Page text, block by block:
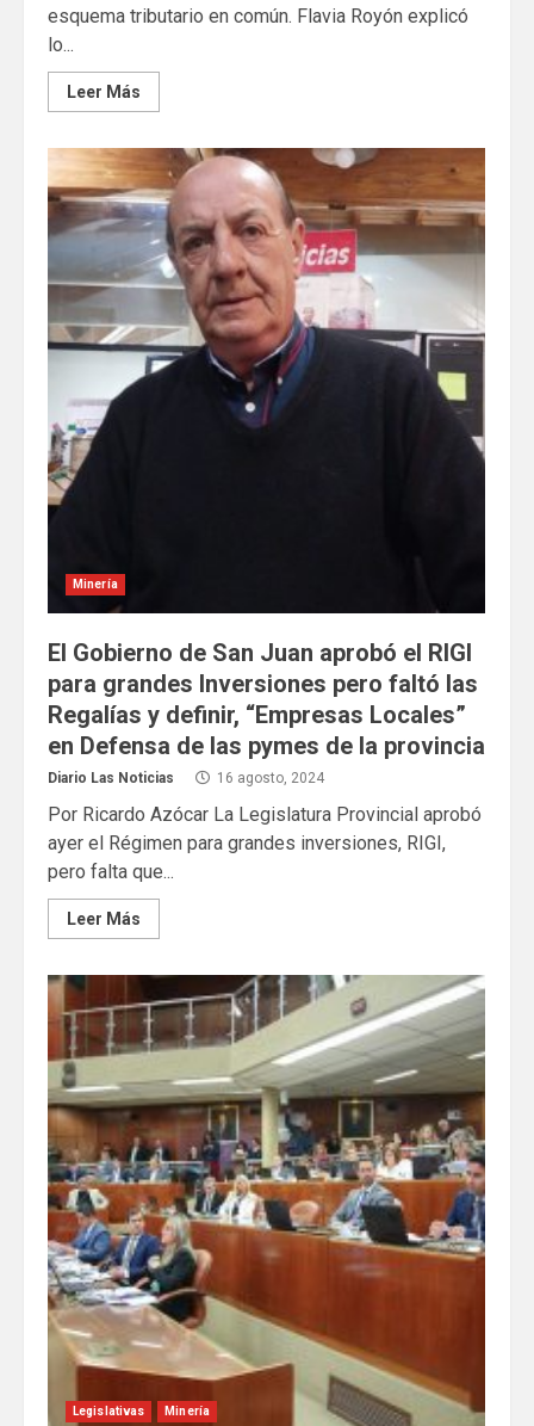
esquema tributario en común. Flavia Royón explicó
lo...
Leer Más
Minería
El Gobierno de San Juan aprobó el RIGI
para grandes Inversiones pero faltó las
Regalías y definir, “Empresas Locales”
en Defensa de las pymes de la provincia
Diario Las Noticias 16 agosto, 2024
Por Ricardo Azócar La Legislatura Provincial aprobó
ayer el Régimen para grandes inversiones, RIGI,
pero falta que...
Leer Más
Legislativas Minería